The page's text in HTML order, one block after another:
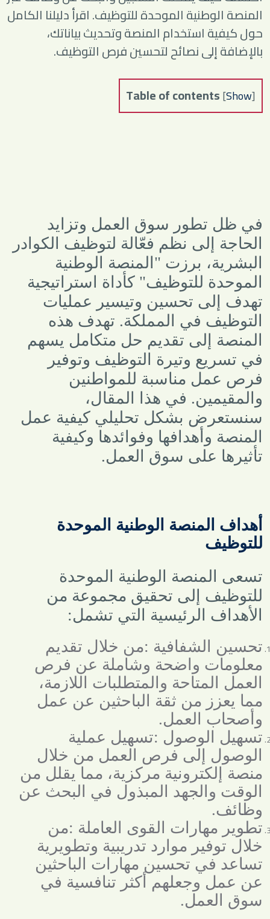
المنصة الوطنية الموحدة للتوظيف. اقرأ دليلنا الكامل
حول كيفية استخدام المنصة وتحديث بياناتك،
بالإضافة إلى نصائح لتحسين فرص التوظيف.
Table of contents[Show]
في ظل تطور سوق العمل وتزايد
الحاجة إلى نظم فعّالة لتوظيف الكوادر
البشرية، برزت "المنصة الوطنية
الموحدة للتوظيف" كأداة استراتيجية
تهدف إلى تحسين وتيسير عمليات
التوظيف في المملكة. تهدف هذه
المنصة إلى تقديم حل متكامل يسهم
في تسريع وتيرة التوظيف وتوفير
فرص عمل مناسبة للمواطنين
والمقيمين. في هذا المقال،
سنستعرض بشكل تحليلي كيفية عمل
المنصة وأهدافها وفوائدها وكيفية
تأثيرها على سوق العمل.
أهداف المنصة الوطنية الموحدة
للتوظيف
تسعى المنصة الوطنية الموحدة
للتوظيف إلى تحقيق مجموعة من
الأهداف الرئيسية التي تشمل:
تحسين الشفافية :من خلال تقديم
معلومات واضحة وشاملة عن فرص
العمل المتاحة والمتطلبات اللازمة،
مما يعزز من ثقة الباحثين عن عمل
وأصحاب العمل.
تسهيل الوصول :تسهيل عملية
الوصول إلى فرص العمل من خلال
منصة إلكترونية مركزية، مما يقلل من
الوقت والجهد المبذول في البحث عن
وظائف.
تطوير مهارات القوى العاملة :من
خلال توفير موارد تدريبية وتطويرية
تساعد في تحسين مهارات الباحثين
عن عمل وجعلهم أكثر تنافسية في
سوق العمل.